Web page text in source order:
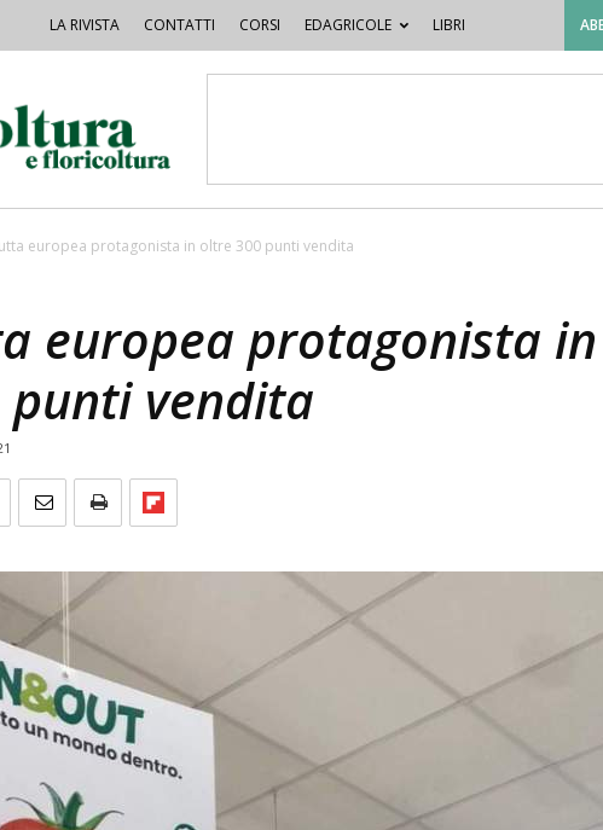
LA RIVISTA CONTATTI CORSI EDAGRICOLE LIBRI
europea protagonista in oltre 300 punti vendita
europea protagonista in
vendita